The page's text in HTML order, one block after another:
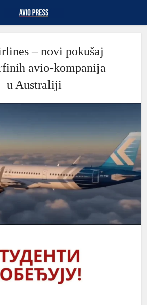
– novi pokušaj
avio-kompanija
u Australiji